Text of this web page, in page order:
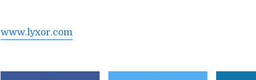
www.lyxor.com